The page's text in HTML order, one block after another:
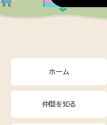
ホーム
仲間を知る